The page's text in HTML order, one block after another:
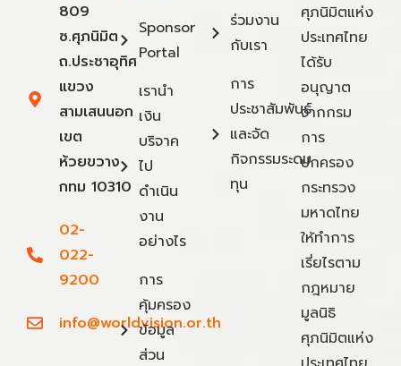
809
ซ.ศุภนิมิต
ถ.ประชาอุทิศ
แขวง
สามเสนนอก
เขต
ห้วยขวาง
กทม 10310
02-
022-
9200
info@worldvision.or.th
Sponsor
Portal
เรานำ
เงิน
บริจาค
ไป
ดำเนิน
งาน
อย่างไร
การ
คุ้มครอง
ข้อมูล
ส่วน
ร่วมงาน
กับเรา
การ
ประชาสัมพันธ์
และจัด
กิจกรรมระดม
ทุน
ศุภนิมิตแห่ง
ประเทศไทย
ได้รับ
อนุญาต
จากกรม
การ
ปกครอง
กระทรวง
มหาดไทย
ให้ทำการ
เรี่ยไรตาม
กฎหมาย
มูลนิธิ
ศุภนิมิตแห่ง